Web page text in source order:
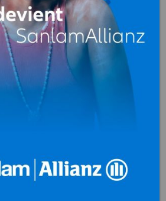
DETAENERGY
Energie électrique
(production,
distribution)
Douala - Cameroun
AFFICHER LE N°
ENEO